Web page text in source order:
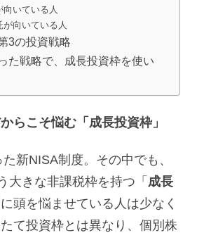
向いている人
が向いている人
3の投資戦略
た戦略で、成長投資枠を使い
らこそ悩む「成長投資枠」
新NISA制度。その中でも、
大きな非課税枠を持つ「 成長
頭を悩ませている人は少なく
て投資枠とは異なり、個別株